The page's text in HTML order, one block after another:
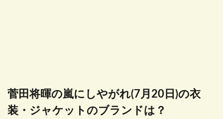
菅田将暉の嵐にしやがれ(7月20日)の衣
装・ジャケットのブランドは？